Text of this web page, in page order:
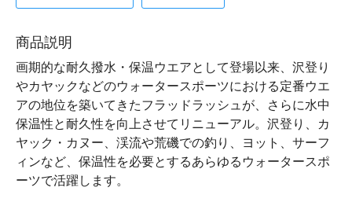
商品説明
画期的な耐久撥水・保温ウエアとして登場以来、沢登り
やカヤックなどのウォータースポーツにおける定番ウエ
アの地位を築いてきたフラッドラッシュが、さらに水中
保温性と耐久性を向上させてリニューアル。沢登り、カ
ヤック・カヌー、渓流や荒磯での釣り、ヨット、サーフ
ィンなど、保温性を必要とするあらゆるウォータースポ
ーツで活躍します。